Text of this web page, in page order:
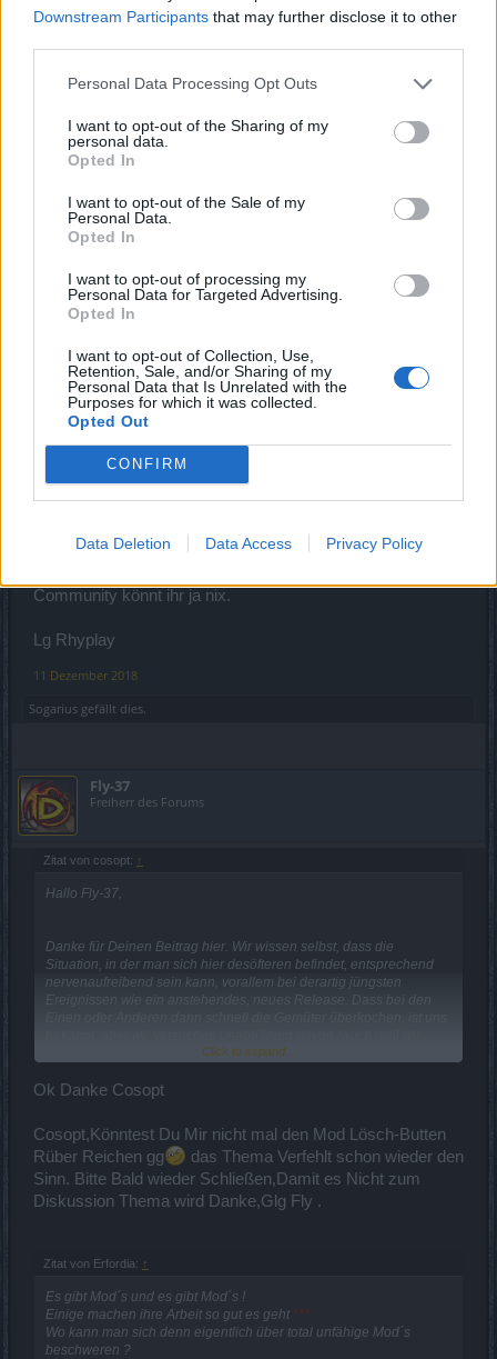
Downstream Participants that may further disclose it to other
Personal Data Processing Opt Outs
I want to opt-out of the Sharing of my
personal data.
Opted In
I want to opt-out of the Sale of my
Personal Data.
Opted In
I want to opt-out of processing my
Personal Data for Targeted Advertising.
Opted In
I want to opt-out of Collection, Use,
Retention, Sale, and/or Sharing of my
Personal Data that Is Unrelated with the
Purposes for which it was collected.
Opted Out
CONFIRM
Data Deletion Data Access Privacy Policy
Moderatorinnen trotzdem verdient, weil stellt Euch mal vor
Chaos und Anarchie und noch weniger verständliche
Bunte Grüße von Bulli
Forenanwärter
Ich war selbst Mod in einem Forum ( allerdings zu einem
ganz anderen Thema) - ist es größer so wie hier, hat man
eine Menge
Arbeit.
und vor allem Fragen beantworten.
Das alles in der Freizeit und zum spielen kommt man dann
auch nicht.
zufrieden ist lässt sich kaum vermeiden.
Community könnt ihr ja nix.
Lg Rhyplay
11 Dezember 2018
Sogarius gefällt dies.
Fly-37
Freiherr des Forums
Zitat von cosopt: ↑
Hallo Fly-37,
Danke für Deinen Beitrag hier. Wir wissen selbst, dass die
Situation, in der man sich hier desöfteren befindet, entsprechend
nervenaufreibend sein kann, vorallem bei derartig jüngsten
Ereignissen wie ein anstehendes, neues Release. Dass bei den
ebenfalls als Spieler davon betroffen sind) Informationen
Stimmung im Forum weiterzuleiten. Leider haben wir keinen
Community das Meinungsbild ebenfalls mitzuliefern.
Im Thread hier wurde übrigens der Spam-Beitrag entfernt. Da sich
ein Beitrag von Dir inhaltlich darauf bezog, es aber keinen Sinn
Mit freundlichen Grüßen,
Cosopt
Click to expand...
Ok Danke Cosopt
Cosopt,Könntest Du Mir nicht mal den Mod Lösch-Butten
Rüber Reichen gg
das Thema Verfehlt schon wieder den
Sinn. Bitte Bald wieder Schließen,Damit es Nicht zum
Diskussion Thema wird Danke,Glg Fly .
Zitat von Erfordia: ↑
Es gibt Mod´s und es gibt Mod´s !
Einige machen ihre Arbeit so gut es geht ***
Wo kann man sich denn eigentlich über total unfähige Mod´s
beschweren ?